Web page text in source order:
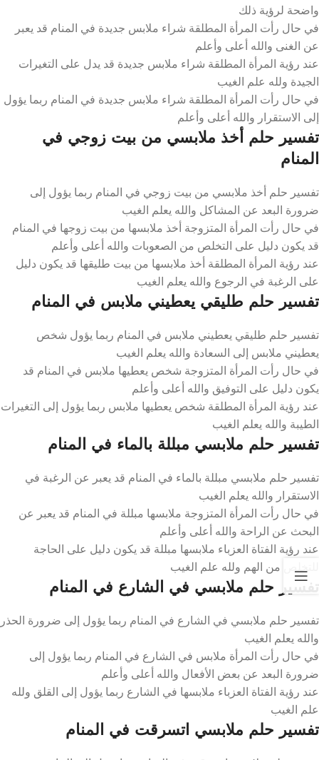
واضحة لرؤية ذلك
في حال رأت المرأة المطلقة شراء ملابس جديدة في المنام قد يعبر
عن الغنى والله أعلى وأعلم
عند رؤية المرأة المطلقة شراء ملابس جديدة قد يدل على التغيرات
الجيدة ولله علم الغيب
في حال رأت المرأة المطلقة شراء ملابس جديدة في المنام ربما يؤول
إلى الاستقرار والله أعلى وأعلم
تفسير حلم أخذ ملابسي من بيت زوجي في
المنام
تفسير حلم أخذ ملابسي من بيت زوجي في المنام ربما يؤول إلى
ضرورة البعد عن المشاكل والله يعلم الغيب
في حال رأت المرأة المتزوجة أخذ ملابسها من بيت زوجها في المنام
قد يكون دليل على التخلص من الصعوبات والله أعلى وأعلم
عند رؤية المرأة المطلقة أخذ ملابسها من بيت طليقها قد يكون دليل
على الرغبة في الرجوع والله يعلم الغيب
تفسير حلم طليقي يعطيني ملابس في المنام
تفسير حلم طليقي يعطيني ملابس في المنام ربما يؤول شخص
يعطيني ملابس إلى السعادة والله يعلم الغيب
في حال رأت المرأة المتزوجة شخص يعطيها ملابس في المنام قد
يكون دليل على التوفيق والله أعلى وأعلم
عند رؤية المرأة المطلقة شخص يعطيها ملابس ربما يؤول إلى التغيرات
الطيبة والله يعلم الغيب
تفسير حلم ملابسي مبللة بالماء في المنام
تفسير حلم ملابسي مبللة بالماء في المنام قد يعبر عن الرغبة في
الاستقرار والله يعلم الغيب
في حال رأت المرأة المتزوجة ملابسها مبللة في المنام قد يعبر عن
البحث عن الراحة والله أعلى وأعلم
عند رؤية الفتاة العزباء ملابسها مبللة قد يكون دليل على الحاجة
للتخلص من الهم ولله علم الغيب
تفسير حلم ملابسي في الشارع في المنام
تفسير حلم ملابسي في الشارع في المنام ربما يؤول إلى ضرورة الحذر
والله يعلم الغيب
في حال رأت المرأة ملابس في الشارع في المنام ربما يؤول إلى
ضرورة البعد عن بعض الأفعال والله أعلى وأعلم
عند رؤية الفتاة العزباء ملابسها في الشارع ربما يؤول إلى القلق ولله
علم الغيب
تفسير حلم ملابسي اتسرقت في المنام